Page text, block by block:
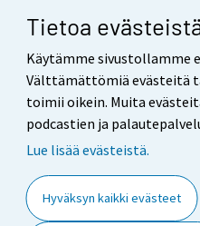
Tietoa
Käytämme sivustollamme
Välttämättömiä evästeitä
toimii oikein. Muita
podcastien ja
Lue lisää evästeistä.
Hyväksyn kaikki evästeet
Yhteystiedot
Palaute
Käyttöehdot
Saavutettavuus
Tietoa sivustosta